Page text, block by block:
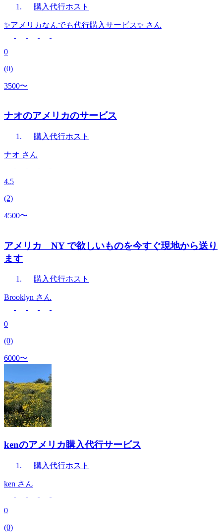
購入代行ホスト
✨アメリカなんでも代行購入サービス✨ さん
0
(0)
3500〜
ナオのアメリカのサービス
購入代行ホスト
ナオ さん
4.5
(2)
4500〜
アメリカ NY で欲しいものを今すぐ現地から送り
ます
購入代行ホスト
Brooklyn さん
0
(0)
6000〜
kenのアメリカ購入代行サービス
購入代行ホスト
ken さん
0
(0)